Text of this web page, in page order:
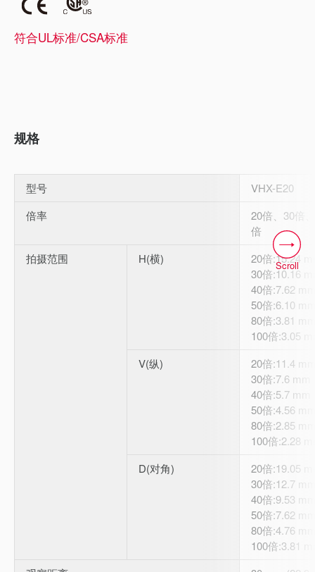
符合UL标准/CSA标准
规格
型号
VHX-E20
倍率
20倍、30倍
倍
拍摄范围
H(横)
20倍:15.24
30倍:10.16
40倍:7.62
50倍:6.10
80倍:3.81
100倍:3.05
V(纵)
20倍:11.4
30倍:7.6 mm
40倍:5.7 mm
50倍:4.56
80倍:2.85
100倍:2.28
D(对角)
20倍:19.05
30倍:12.7
40倍:9.53
50倍:7.62
80倍:4.76
100倍:3.81
Scroll